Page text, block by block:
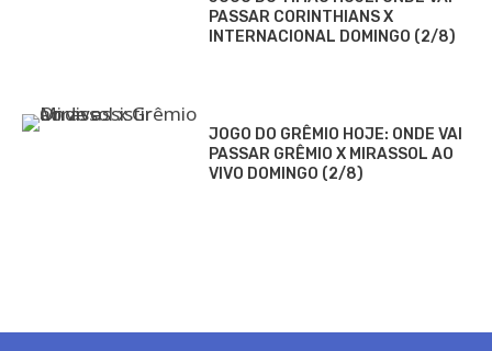
PASSAR CORINTHIANS X
INTERNACIONAL DOMINGO (2/8)
JOGO DO GRÊMIO HOJE: ONDE VAI
PASSAR GRÊMIO X MIRASSOL AO
VIVO DOMINGO (2/8)